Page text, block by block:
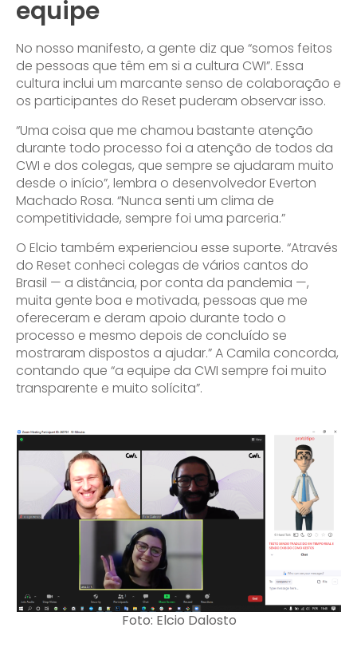
equipe
No nosso manifesto, a gente diz que “somos feitos
de pessoas que têm em si a cultura CWI”. Essa
cultura inclui um marcante senso de colaboração e
os participantes do Reset puderam observar isso.
“Uma coisa que me chamou bastante atenção
durante todo processo foi a atenção de todos da
CWI e dos colegas, que sempre se ajudaram muito
desde o início”, lembra o desenvolvedor Everton
Machado Rosa. “Nunca senti um clima de
competitividade, sempre foi uma parceria.”
O Elcio também experienciou esse suporte. “Através
do Reset conheci colegas de vários cantos do
Brasil — a distância, por conta da pandemia —,
muita gente boa e motivada, pessoas que me
ofereceram e deram apoio durante todo o
processo e mesmo depois de concluído se
mostraram dispostos a ajudar.” A Camila concorda,
contando que “a equipe da CWI sempre foi muito
transparente e muito solícita”.
Foto: Elcio Dalosto